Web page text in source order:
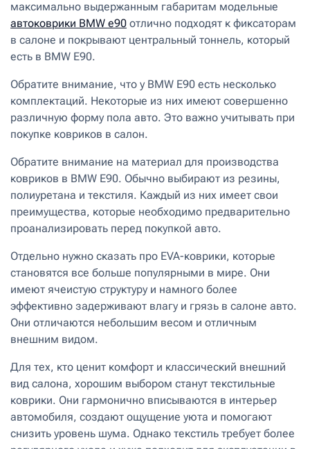
максимально выдержанным габаритам модельные
автоковрики BMW е90 отлично подходят к фиксаторам
в салоне и покрывают центральный тоннель, который
есть в BMW E90.
Обратите внимание, что у BMW E90 есть несколько
комплектаций. Некоторые из них имеют совершенно
различную форму пола авто. Это важно учитывать при
покупке ковриков в салон.
Обратите внимание на материал для производства
ковриков в BMW E90. Обычно выбирают из резины,
полиуретана и текстиля. Каждый из них имеет свои
преимущества, которые необходимо предварительно
проанализировать перед покупкой авто.
Отдельно нужно сказать про EVA-коврики, которые
становятся все больше популярными в мире. Они
имеют ячеистую структуру и намного более
эффективно задерживают влагу и грязь в салоне авто.
Они отличаются небольшим весом и отличным
внешним видом.
Для тех, кто ценит комфорт и классический внешний
вид салона, хорошим выбором станут текстильные
коврики. Они гармонично вписываются в интерьер
автомобиля, создают ощущение уюта и помогают
снизить уровень шума. Однако текстиль требует более